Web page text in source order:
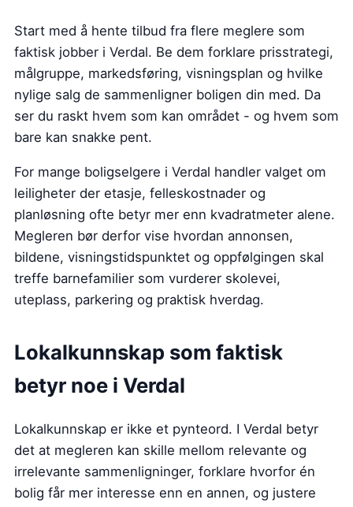
Start med å hente tilbud fra flere meglere som
faktisk jobber i Verdal. Be dem forklare prisstrategi,
målgruppe, markedsføring, visningsplan og hvilke
nylige salg de sammenligner boligen din med. Da
ser du raskt hvem som kan området - og hvem som
bare kan snakke pent.
For mange boligselgere i Verdal handler valget om
leiligheter der etasje, felleskostnader og
planløsning ofte betyr mer enn kvadratmeter alene.
Megleren bør derfor vise hvordan annonsen,
bildene, visningstidspunktet og oppfølgingen skal
treffe barnefamilier som vurderer skolevei,
uteplass, parkering og praktisk hverdag.
Lokalkunnskap som faktisk
betyr noe i Verdal
Lokalkunnskap er ikke et pynteord. I Verdal betyr
det at megleren kan skille mellom relevante og
irrelevante sammenligninger, forklare hvorfor én
bolig får mer interesse enn en annen, og justere